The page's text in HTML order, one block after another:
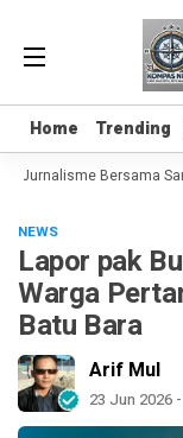
Home Trending
Home Trending
Jurnalisme Bersama
NEWS
Lapor pak
Warga
Batu Bara
Arif Mul
23 Jun 2026